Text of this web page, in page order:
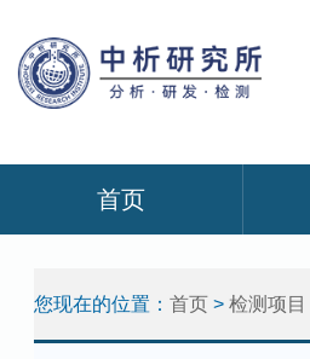
首页
您现在的位置： 首页 > 检测项目